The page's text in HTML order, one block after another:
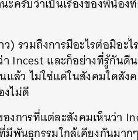
ะครับว่าเป็นเรื่องของพี่น้อ
ว) รวมถึงการมีอะไรต่อมิอะ
Incest และก็อย่างที่รู้กันดี
แล้ว ไม่ใช่แค่ในสังคมใดสั
งไม่ดี
งการที่แต่ละสังคมเห็นว่า
มีพันธุกรรมใกล้เคียงกันมา